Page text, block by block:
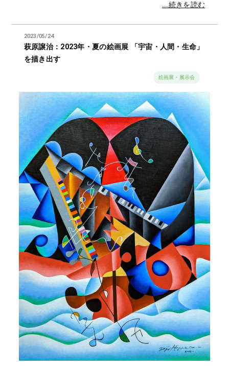
...続きを読む
2023/05/24
萩原譲治：2023年・夏の絵画展 「宇宙・人間・生命」
を描き出す
絵画展・展示会